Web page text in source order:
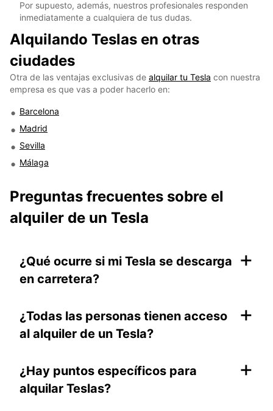
Por supuesto, además, nuestros profesionales responden
inmediatamente a cualquiera de tus dudas.
Alquilando Teslas en otras
ciudades
Otra de las ventajas exclusivas de alquilar tu Tesla con nuestra
empresa es que vas a poder hacerlo en:
Barcelona
Madrid
Sevilla
Málaga
Preguntas frecuentes sobre el
alquiler de un Tesla
¿Qué ocurre si mi Tesla se descarga
en carretera?
+
¿Todas las personas tienen acceso
al alquiler de un Tesla?
+
¿Hay puntos específicos para
alquilar Teslas?
+